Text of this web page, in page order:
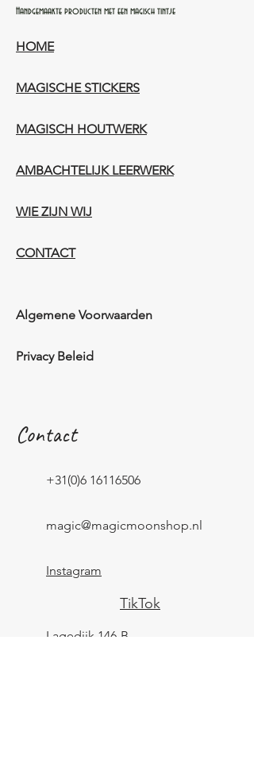
Handgemaakte producten met een magisch tintje
HOME
MAGISCHE STICKERS
MAGISCH HOUTWERK
AMBACHTELIJK LEERWERK​
WIE ZIJN WIJ​​
CONTACT
Algemene Voorwaarden
Privacy Beleid
Contact
+31(0)6 16116506
magic@magicmoonshop.nl
Instagram
TikTok
Lagedijk 146-B